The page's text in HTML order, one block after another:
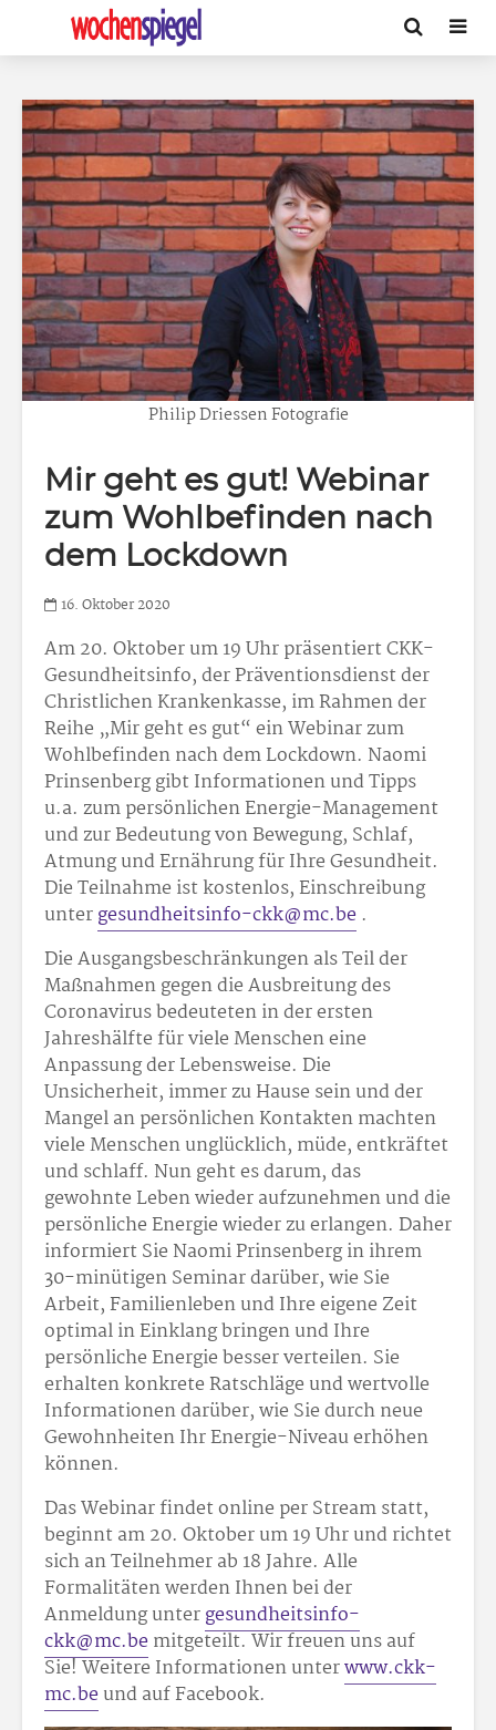
Philip Driessen Fotografie
Mir geht es gut! Webinar
zum Wohlbefinden nach
dem Lockdown
16. Oktober 2020
Am 20. Oktober um 19 Uhr präsentiert CKK-
Gesundheitsinfo, der Präventionsdienst der
Christlichen Krankenkasse, im Rahmen der
Reihe „Mir geht es gut“ ein Webinar zum
Wohlbefinden nach dem Lockdown. Naomi
Prinsenberg gibt Informationen und Tipps
u.a. zum persönlichen Energie-Management
und zur Bedeutung von Bewegung, Schlaf,
Atmung und Ernährung für Ihre Gesundheit.
Die Teilnahme ist kostenlos, Einschreibung
untergesundheitsinfo-ckk@mc.be .
Die Ausgangsbeschränkungen als Teil der
Maßnahmen gegen die Ausbreitung des
Coronavirus bedeuteten in der ersten
Jahreshälfte für viele Menschen eine
Anpassung der Lebensweise. Die
Unsicherheit, immer zu Hause sein und der
Mangel an persönlichen Kontakten machten
viele Menschen unglücklich, müde, entkräftet
und schlaff. Nun geht es darum, das
gewohnte Leben wieder aufzunehmen und die
persönliche Energie wieder zu erlangen. Daher
informiert Sie Naomi Prinsenberg in ihrem
30-minütigen Seminar darüber, wie Sie
Arbeit, Familienleben und Ihre eigene Zeit
optimal in Einklang bringen und Ihre
persönliche Energie besser verteilen. Sie
erhalten konkrete Ratschläge und wertvolle
Informationen darüber, wie Sie durch neue
Gewohnheiten Ihr Energie-Niveau erhöhen
können.
Das Webinar findet online per Stream statt,
beginnt am 20. Oktober um 19 Uhr und richtet
sich an Teilnehmer ab 18 Jahre. Alle
Formalitäten werden Ihnen bei der
Anmeldung untergesundheitsinfo-
ckk@mc.bemitgeteilt. Wir freuen uns auf
Sie! Weitere Informationen unterwww.ckk-
mc.beund auf Facebook.